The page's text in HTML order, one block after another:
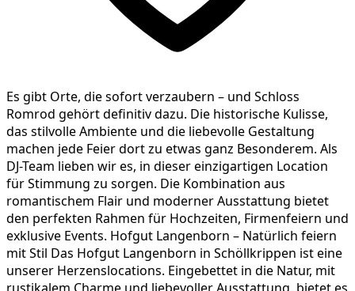
Es gibt Orte, die sofort verzaubern – und Schloss
Romrod gehört definitiv dazu. Die historische Kulisse,
das stilvolle Ambiente und die liebevolle Gestaltung
machen jede Feier dort zu etwas ganz Besonderem. Als
DJ-Team lieben wir es, in dieser einzigartigen Location
für Stimmung zu sorgen. Die Kombination aus
romantischem Flair und moderner Ausstattung bietet
den perfekten Rahmen für Hochzeiten, Firmenfeiern und
exklusive Events. Hofgut Langenborn – Natürlich feiern
mit Stil Das Hofgut Langenborn in Schöllkrippen ist eine
unserer Herzenslocations. Eingebettet in die Natur, mit